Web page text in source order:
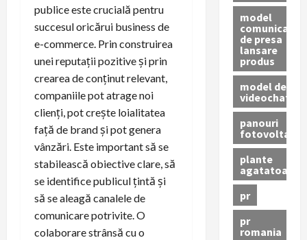
publice este crucială pentru
succesul oricărui business de
e-commerce. Prin construirea
unei reputații pozitive și prin
crearea de conținut relevant,
companiile pot atrage noi
clienți, pot crește loialitatea
față de brand și pot genera
vânzări. Este important să se
stabilească obiective clare, să
se identifice publicul țintă și
să se aleagă canalele de
comunicare potrivite. O
colaborare strânsă cu o
model
comunicat
de presa
lansare
produs
model de
videochat
panouri
fotovoltaice
plante
agatatoare
pr
pr
romania